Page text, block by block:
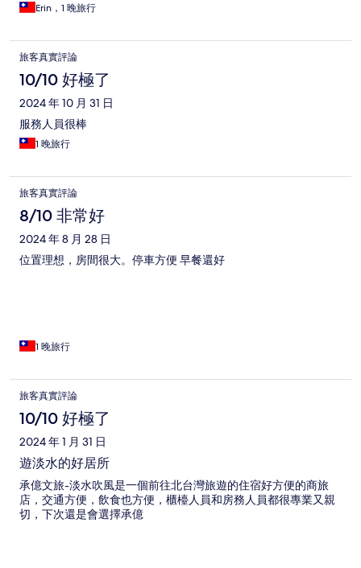
Erin，1 晚旅行
旅客真實評論
10/10 好極了
2024 年 10 月 31 日
服務人員很棒
1 晚旅行
旅客真實評論
8/10 非常好
2024 年 8 月 28 日
位置理想，房間很大。停車方便 早餐還好
1 晚旅行
旅客真實評論
10/10 好極了
2024 年 1 月 31 日
遊淡水的好居所
承億文旅-淡水吹風是一個前往北台灣旅遊的住宿好方便的商旅
店，交通方便，飲食也方便，櫃檯人員和房務人員都很專業又親
切，下次還是會選擇承億